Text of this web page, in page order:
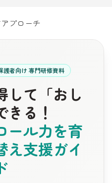
プローチ
護者向け 専門研修資料
して「おし
きる！
ール力を育
え支援ガイ